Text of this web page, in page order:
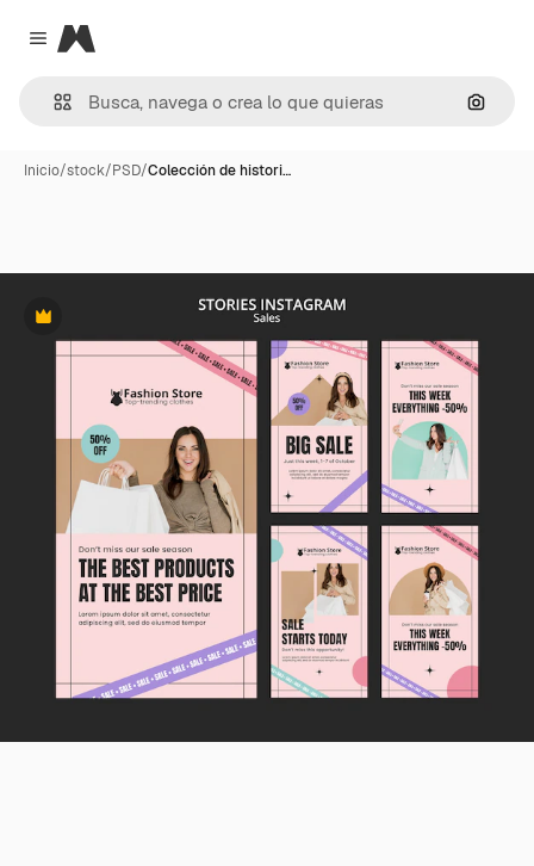
Close menu
Magnific
Inicio/stock/PSD/Colección de histori…
Premium